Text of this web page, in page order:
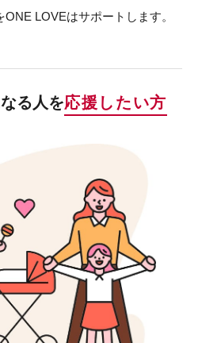
LOVEはサポートします。
る人を応援したい方